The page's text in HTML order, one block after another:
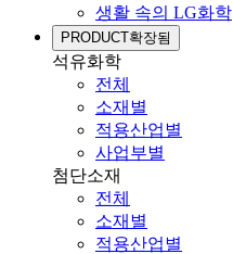
생활 속의 LG화학
PRODUCT확장됨
석유화학
전체
소재별
적용산업별
사업부별
첨단소재
전체
소재별
적용산업별